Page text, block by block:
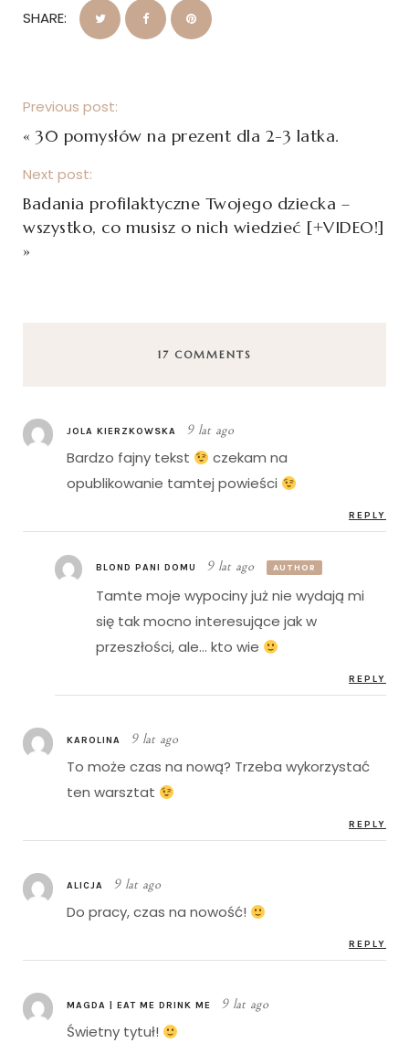
SHARE:
Previous post:
« 30 pomysłów na prezent dla 2-3 latka.
Next post:
Badania profilaktyczne Twojego dziecka –
wszystko, co musisz o nich wiedzieć [+VIDEO!]
»
17 COMMENTS
JOLA KIERZKOWSKA 9 lat ago
Bardzo fajny tekst
czekam na
opublikowanie tamtej powieści
REPLY
BLOND PANI DOMU 9 lat ago AUTHOR
Tamte moje wypociny już nie wydają mi
się tak mocno interesujące jak w
przeszłości, ale… kto wie
REPLY
KAROLINA 9 lat ago
To może czas na nową? Trzeba wykorzystać
ten warsztat
REPLY
ALICJA 9 lat ago
Do pracy, czas na nowość!
REPLY
MAGDA | EAT ME DRINK ME 9 lat ago
Świetny tytuł!